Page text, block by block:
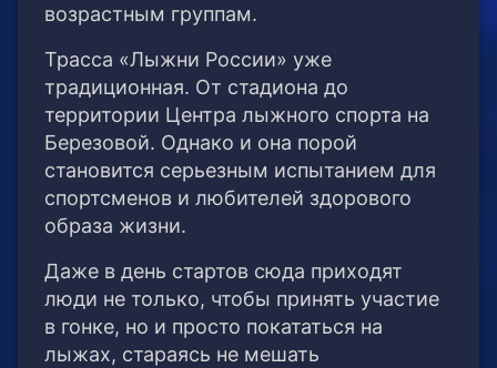
возрастным группам.
Трасса «Лыжни России» уже
традиционная. От стадиона до
территории Центра лыжного спорта на
Березовой. Однако и она порой
становится серьезным испытанием для
спортсменов и любителей здорового
образа жизни.
Даже в день стартов сюда приходят
люди не только, чтобы принять участие
в гонке, но и просто покататься на
лыжах, стараясь не мешать